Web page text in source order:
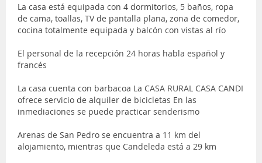
La casa está equipada con 4 dormitorios, 5 baños, ropa
de cama, toallas, TV de pantalla plana, zona de comedor,
cocina totalmente equipada y balcón con vistas al río
El personal de la recepción 24 horas habla español y
francés
La casa cuenta con barbacoa La CASA RURAL CASA CANDI
ofrece servicio de alquiler de bicicletas En las
inmediaciones se puede practicar senderismo
Arenas de San Pedro se encuentra a 11 km del
alojamiento, mientras que Candeleda está a 29 km